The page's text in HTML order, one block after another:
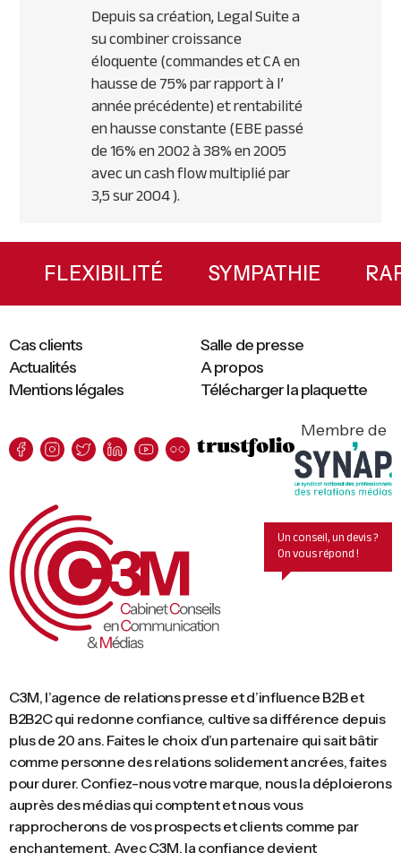
Depuis sa création, Legal Suite a
su combiner croissance
éloquente (commandes et CA en
hausse de 75% par rapport à l’
année précédente) et rentabilité
en hausse constante (EBE passé
de 16% en 2002 à 38% en 2005
avec un cash flow multiplié par
3,5 sur 2004 ).
Primary
SidebarFLEXIBILITÉ SYMPATHIE
C3M, l’agence de relations presse et d’influence B2B et
B2B2C qui redonne confiance, cultive sa différence depuis
plus de 20 ans. Faites le choix d’un partenaire qui sait bâtir
comme personne des relations solidement ancrées, faites
pour durer. Confiez-nous votre marque, nous la déploierons
auprès des médias qui comptent et nous vous
rapprocherons de vos prospects et clients comme par
enchantement. Avec C3M, la confiance devient
Mentions légales Télécharger la plaquette
Cas clients
Salle de presse
Actualités
A propos
Membre de
Un conseil, un devis ?
On vous répond !